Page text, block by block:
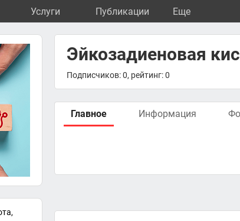
Услуги Публикации Eще
Эйкозадиеновая
Подписчиков: 0, рейтинг: 0
Главное Информация